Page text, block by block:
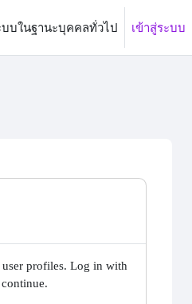
บบในฐานะบุคคลทั่วไป เข้าสู่ระบบ
user profiles. Log in with